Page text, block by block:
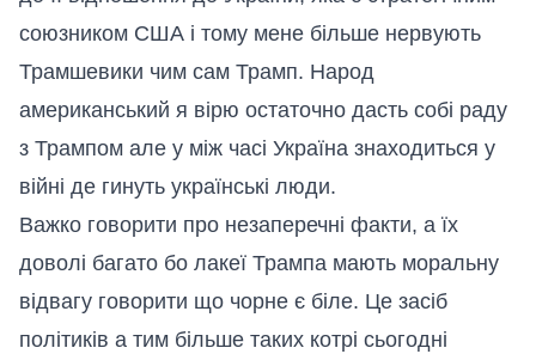
союзником США і тому мене більше нервують
Трамшевики чим сам Трамп. Народ
американський я вірю остаточно дасть собі раду
з Трампом але у між часі Україна знаходиться у
війні де гинуть українські люди.
Важко говорити про незаперечні факти, а їх
доволі багато бо лакеї Трампа мають моральну
відвагу говорити що чорне є біле. Це засіб
політиків а тим більше таких котрі сьогодні